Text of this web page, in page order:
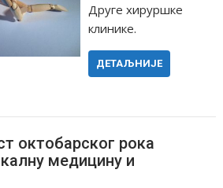
Друге хируршке
клинике.
ДЕТАЉНИЈЕ
октобарског рока
медицину и